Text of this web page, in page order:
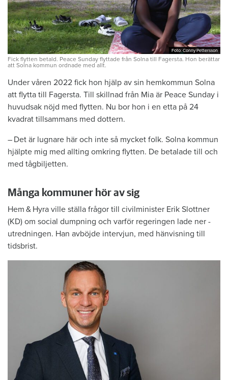
Foto: Conny Pettersson
Foto: Conny Pettersson
Fick flytten betald. Peace Sunday flyttade från Solna till Fagersta. Hon berättar
att Solna kommun ordnade med allt.
Under våren 2022 fick hon hjälp av sin hemkommun Solna
att flytta till ­Fagersta. Till skillnad från Mia är ­Peace ­Sunday i
huvudsak nöjd med flytten. Nu bor hon i en etta på 24
kvadrat till­sammans med dottern.
– Det är lugnare här och inte så ­mycket folk. Solna kommun
hjälpte mig med allting omkring flytten. De betalade till och
med tågbiljetten.
Många kommuner hör av sig
Hem & Hyra ville ställa frågor till ­civil­minister Erik Slottner
(KD) om ­social dumpning och varför regeringen lade ner ­
utredningen. Han avböjde intervjun, med hänvisning till
tidsbrist.